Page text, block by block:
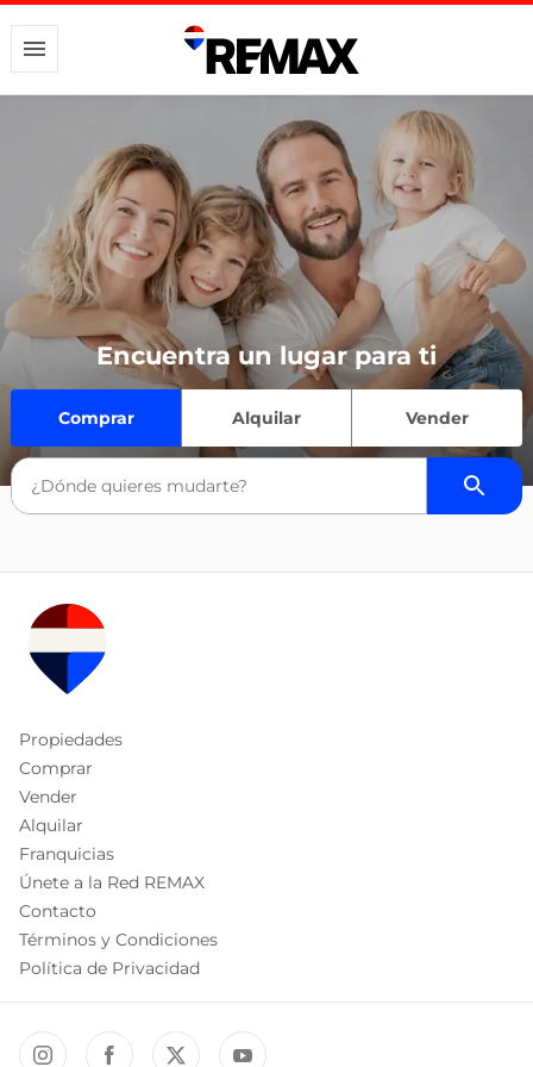
Encuentra un lugar para ti
Comprar Alquilar Vender
Propiedades
Comprar
Vender
Alquilar
Franquicias
Únete a la Red REMAX
Contacto
Términos y Condiciones
Política de Privacidad